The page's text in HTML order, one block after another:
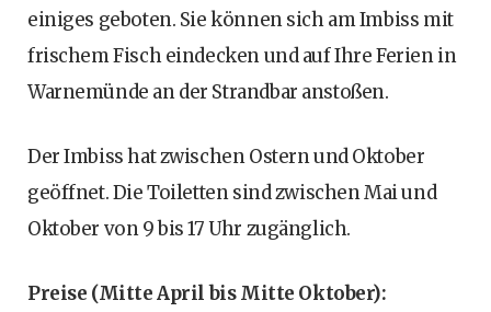
einiges geboten. Sie können sich am Imbiss mit
frischem Fisch eindecken und auf Ihre Ferien in
Warnemünde an der Strandbar anstoßen.
Der Imbiss hat zwischen Ostern und Oktober
geöffnet. Die Toiletten sind zwischen Mai und
Oktober von 9 bis 17 Uhr zugänglich.
Preise (Mitte April bis Mitte Oktober):